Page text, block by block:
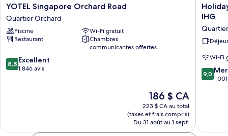
YOTEL
Singapore
Orchard
Road
Quartier
YOTEL Singapore Orchard Road
Quartier Orchard
Piscine
Wi-Fi gratuit
Restaurant
Chambres
communicantes offertes
8.8
sur
8,8 Excellent
1 846 avis
Le
prix
est
de
186 $ CA
186 $ CA
223 $ CA au total
(taxes et frais compris)
Du 31 août au 1 sept.
Holiday
Inn
Orchard
by
IHG
Quartier
IHG
Wi-Fi
9.0
sur
9,0
1